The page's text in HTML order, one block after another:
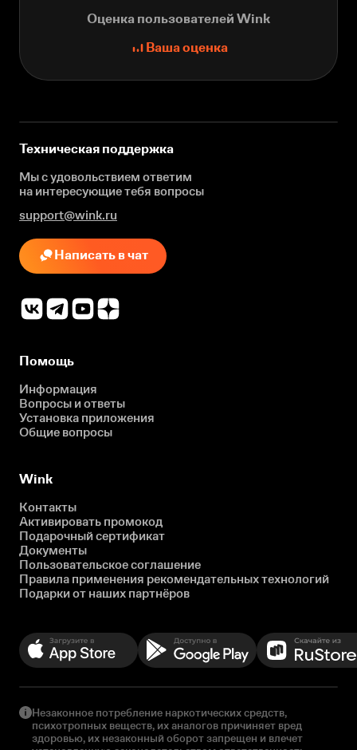
Оценка пользователей Wink
Ваша оценка
Техническая поддержка
Мы с удовольствием ответим
на интересующиетебя вопросы
support@wink.ru
Написать в чат
Помощь
Информация
Вопросы и ответы
Установка приложения
Общие вопросы
Wink
Контакты
Активировать промокод
Подарочный сертификат
Документы
Пользовательское соглашение
Правила применения рекомендательных технологий
Подарки от наших партнёров
Незаконное потребление наркотических средств,
психотропных веществ, их аналогов причиняет вред
здоровью, их незаконный оборот запрещен и влечет